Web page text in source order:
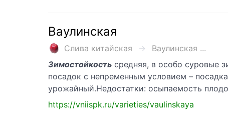
Ваулинская
Слива китайская
Ваулинская ...
Зимостойкость средняя, в особо суровые
посадок с непременным условием –
урожайный.Недостатки: осыпаемость
https://vniispk.ru/varieties/vaulinskaya